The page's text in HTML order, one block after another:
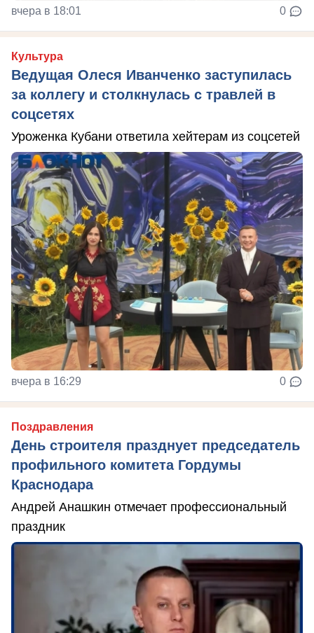
вчера в 18:01 0
Культура
Ведущая Олеся Иванченко заступилась
за коллегу и столкнулась с травлей в
соцсетях
Уроженка Кубани ответила хейтерам из соцсетей
вчера в 16:29 0
Поздравления
День строителя празднует председатель
профильного комитета Гордумы
Краснодара
Андрей Анашкин отмечает профессиональный
праздник